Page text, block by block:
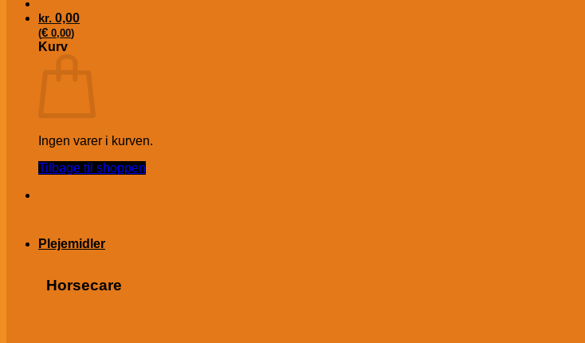
kr. 0,00
(€ 0,00)
Kurv
Ingen varer i kurven.
Tilbage til shoppen
Plejemidler
Horsecare